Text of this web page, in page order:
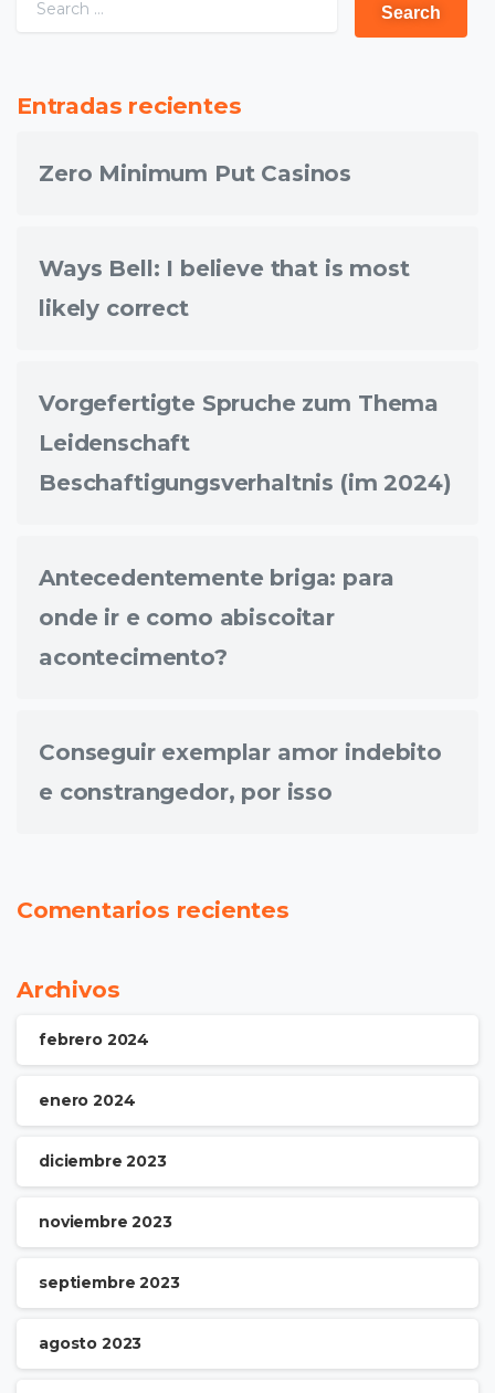
Entradas recientes
Zero Minimum Put Casinos
Ways Bell: I believe that is most
likely correct
Vorgefertigte Spruche zum Thema
Leidenschaft
Beschaftigungsverhaltnis (im 2024)
Antecedentemente briga: para
onde ir e como abiscoitar
acontecimento?
Conseguir exemplar amor indebito
e constrangedor, por isso
Comentarios recientes
Archivos
febrero 2024
enero 2024
diciembre 2023
noviembre 2023
septiembre 2023
agosto 2023